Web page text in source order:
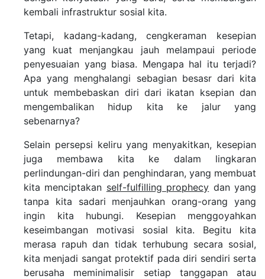
kembali infrastruktur sosial kita.
Tetapi, kadang-kadang, cengkeraman kesepian
yang kuat menjangkau jauh melampaui periode
penyesuaian yang biasa. Mengapa hal itu terjadi?
Apa yang menghalangi sebagian besasr dari kita
untuk membebaskan diri dari ikatan ksepian dan
mengembalikan hidup kita ke jalur yang
sebenarnya?
Selain persepsi keliru yang menyakitkan, kesepian
juga membawa kita ke dalam lingkaran
perlindungan-diri dan penghindaran, yang membuat
kita menciptakan self-fulfilling prophecy dan yang
tanpa kita sadari menjauhkan orang-orang yang
ingin kita hubungi. Kesepian menggoyahkan
keseimbangan motivasi sosial kita. Begitu kita
merasa rapuh dan tidak terhubung secara sosial,
kita menjadi sangat protektif pada diri sendiri serta
berusaha meminimalisir setiap tanggapan atau